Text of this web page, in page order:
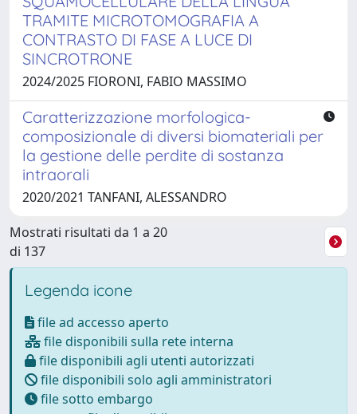
TRAMITE MICROTOMOGRAFIA A
CONTRASTO DI FASE A LUCE DI
SINCROTRONE
2024/2025 FIORONI, FABIO MASSIMO
Caratterizzazione morfologica-
composizionale di diversi biomateriali per
la gestione delle perdite di sostanza
intraorali
2020/2021 TANFANI, ALESSANDRO
Mostrati risultati da 1 a 20
di 137
Legenda icone
file ad accesso aperto
file disponibili sulla rete interna
file disponibili agli utenti autorizzati
file disponibili solo agli amministratori
file sotto embargo